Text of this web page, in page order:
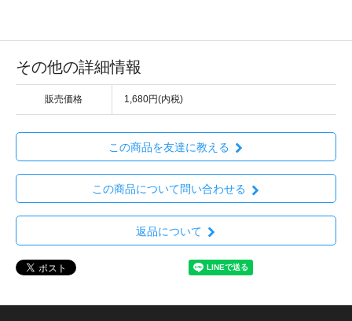
その他の詳細情報
販売価格 1,680円(内税)
この商品を友達に教える
この商品について問い合わせる
返品について